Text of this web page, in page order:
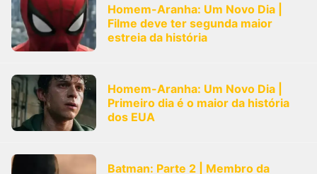
Homem-Aranha: Um Novo Dia |
Filme deve ter segunda maior
estreia da história
Homem-Aranha: Um Novo Dia |
Primeiro dia é o maior da história
dos EUA
Batman: Parte 2 | Membro da